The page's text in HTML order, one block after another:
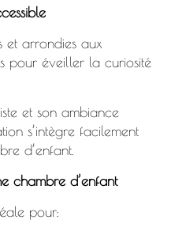
et arrondies aux
pour éveiller la curiosité
et son ambiance
s’intègre facilement
d’enfant.
chambre d’enfant
pour: